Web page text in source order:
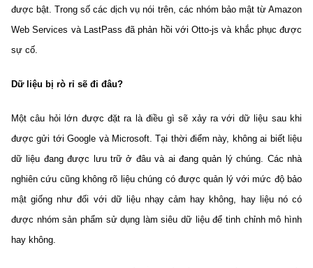
được bật. Trong số các dịch vụ nói trên, các nhóm bảo mật từ Amazon
Web Services và LastPass đã phản hồi với Otto-js và khắc phục được
sự cố.
Dữ liệu bị rò rỉ sẽ đi đâu?
Một câu hỏi lớn được đặt ra là điều gì sẽ xảy ra với dữ liệu sau khi
được gửi tới Google và Microsoft. Tại thời điểm này, không ai biết liệu
dữ liệu đang được lưu trữ ở đâu và ai đang quản lý chúng. Các nhà
nghiên cứu cũng không rõ liệu chúng có được quản lý với mức độ bảo
mật giống như đối với dữ liệu nhạy cảm hay không, hay liệu nó có
được nhóm sản phẩm sử dụng làm siêu dữ liệu để tinh chỉnh mô hình
hay không.